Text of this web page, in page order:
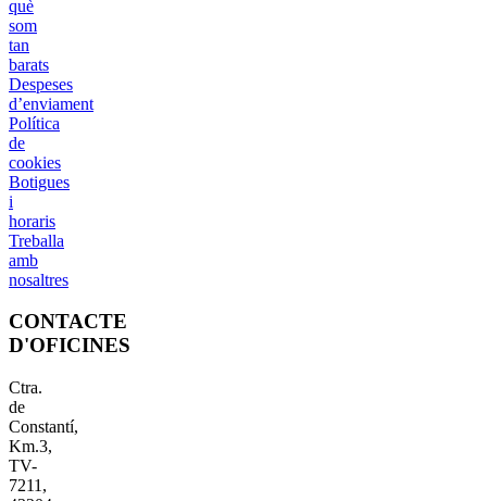
què
som
tan
barats
Despeses
d’enviament
Política
de
cookies
Botigues
i
horaris
Treballa
amb
nosaltres
CONTACTE
D'OFICINES
Ctra.
de
Constantí,
Km.3,
TV-
7211,